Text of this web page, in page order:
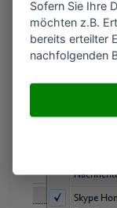
Bereich (
Sofern Sie Ihre
möchten z.B.
bereits erteilter
nachfolgenden